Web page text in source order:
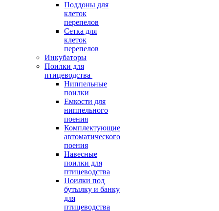
Поддоны для
клеток
перепелов
Сетка для
клеток
перепелов
Инкубаторы
Поилки для
птицеводства
Ниппельные
поилки
Емкости для
ниппельного
поения
Комплектующие
автоматического
поения
Навесные
поилки для
птицеводства
Поилки под
бутылку и банку
для
птицеводства